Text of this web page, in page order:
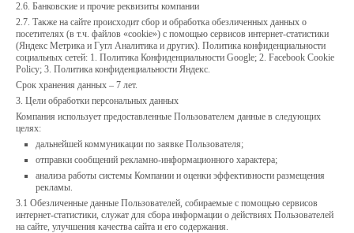
2.6. Банковские и прочие реквизиты компании
2.7. Также на сайте происходит сбор и обработка обезличенных данных о
посетителях (в т.ч. файлов «cookie») с помощью сервисов интернет-статистики
(Яндекс Метрика и Гугл Аналитика и других). Политика конфиденциальности
социальных сетей: 1. Политика Конфиденциальности Google; 2. Facebook Cookie
Policy; 3. Политика конфиденциальности Яндекс.
Срок хранения данных – 7 лет.
3. Цели обработки персональных данных
Компания использует предоставленные Пользователем данные в следующих
целях:
дальнейшей коммуникации по заявке Пользователя;
отправки сообщений рекламно-информационного характера;
анализа работы системы Компании и оценки эффективности размещения
рекламы.
3.1 Обезличенные данные Пользователей, собираемые с помощью сервисов
интернет-статистики, служат для сбора информации о действиях Пользователей
на сайте, улучшения качества сайта и его содержания.